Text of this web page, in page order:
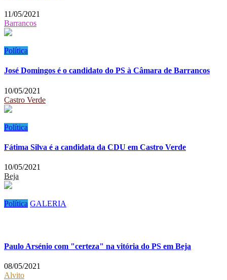
11/05/2021
Barrancos
Política
José Domingos é o candidato do PS à Câmara de Barrancos
10/05/2021
Castro Verde
Política
Fátima Silva é a candidata da CDU em Castro Verde
10/05/2021
Beja
Política GALERIA
Paulo Arsénio com "certeza" na vitória do PS em Beja
08/05/2021
Alvito